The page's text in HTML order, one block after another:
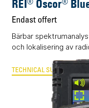
REI® Oscor®
Endast offert
Bärbar
och lokalisering av
TECHNICAL